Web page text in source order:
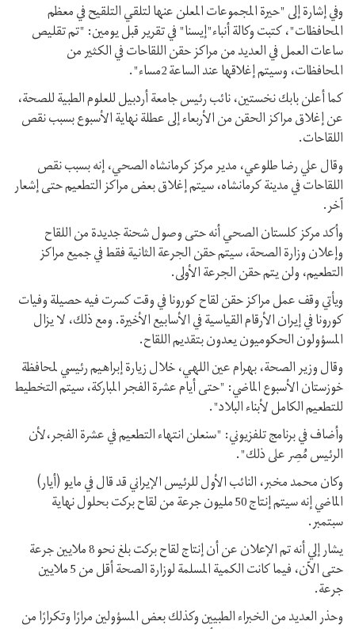
وفي إشارة إلى "حيرة المجموعات المعلن عنها لتلقي التلقيح في معظم
المحافظات"، كتبت وكالة أنباء"إيسنا" في تقرير قبل يومين: "تم تقليص
ساعات العمل في العديد من مراكز حقن اللقاحات في الكثير من
المحافظات، وسيتم إغلاقها عند الساعة 2مساء".
كما أعلن بابك نخستين، نائب رئيس جامعة أردبيل للعلوم الطبية للصحة،
عن إغلاق مراكز الحقن من الأربعاء إلى عطلة نهاية الأسبوع بسبب نقص
اللقاحات.
وقال علي رضا طلوعي، مدير مركز كرمانشاه الصحي، إنه بسبب نقص
اللقاحات في مدينة كرمانشاه، سيتم إغلاق بعض مراكز التطعيم حتى إشعار
آخر.
وأكد مركز كلستان الصحي أنه حتى وصول شحنة جديدة من اللقاح
وإعلان وزارة الصحة، سيتم حقن الجرعة الثانية فقط في جميع مراكز
التطعيم، ولن يتم حقن الجرعة الأولى.
ويأتي وقف عمل مراكز حقن لقاح كورونا في وقت كسرت فيه حصيلة وفيات
كورونا في إيران الأرقام القياسية في الأسابيع الأخيرة. ومع ذلك، لا يزال
المسؤولون الحكوميون يعدون بتقديم اللقاح.
وقال وزير الصحة، بهرام عين اللهي، خلال زيارة إبراهيم رئيسي لمحافظة
خوزستان الأسبوع الماضي: "حتى أيام عشرة الفجر المباركة، سيتم التخطيط
للتطعيم الكامل لأبناء البلاد".
وأضاف في برنامج تلفزيوني: "سنعلن انتهاء التطعيم في عشرة الفجر،لأن
الرئيس مُصِر على ذلك".
وكان محمد مخبر، النائب الأول للرئيس الإيراني قد قال في مايو (أيار)
الماضي إنه سيتم إنتاج 50 مليون جرعة من لقاح بركت بحلول نهاية
سبتمبر.
يشار إلي أنه تم الإعلان عن أن إنتاج لقاح بركت بلغ نحو 8 ملايين جرعة
حتى الآن، فيما كانت الكمية المسلمة لوزارة الصحة أقل من 5 ملايين
جرعة.
وحذر العديد من الخبراء الطبيين وكذلك بعض المسؤولين مرارًا وتكرارًا من